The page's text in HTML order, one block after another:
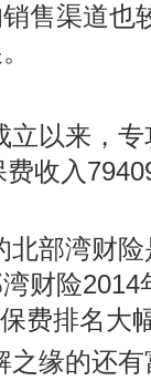
售渠道也
以来，专
收入
部湾财险
财险
费排名大
缘的还有